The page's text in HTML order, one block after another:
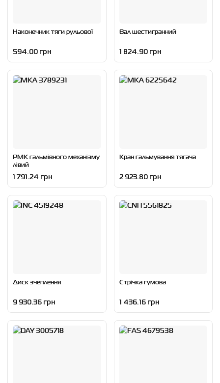
Наконечник тяги рульової
594.00 грн
Вал шестигранний
1 824.90 грн
РМК гальмівного механізму
лівий
1 791.24 грн
Кран гальмування тягача
2 923.80 грн
Диск зчеплення
9 930.36 грн
Стрічка гумова
1 436.16 грн